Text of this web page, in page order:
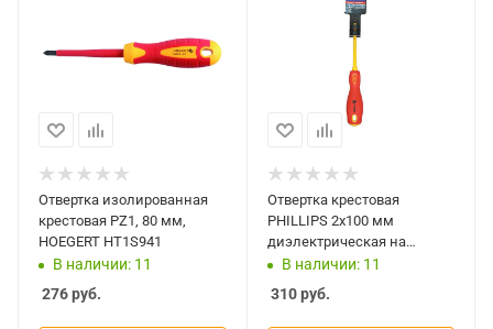
Отвертка изолированная
крестовая PZ1, 80 мм,
HOEGERT HT1S941
В наличии: 11
276руб.
Отвертка крестовая
PHILLIPS 2х100 мм
диэлектрическая на
держателе Мастак 041-
02100EH
В наличии: 11
310руб.